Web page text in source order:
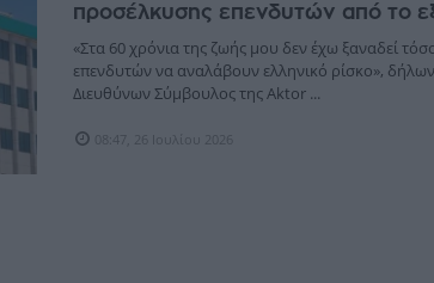
προσέλκυσης επενδυτών από το
«Στα 60 χρόνια της ζωής μου δεν έχω ξαναδεί
επενδυτών να αναλάβουν ελληνικό ρίσκο»,
Διευθύνων Σύμβουλος της Aktor ...
08:47, 26 Ιουλίου 2026